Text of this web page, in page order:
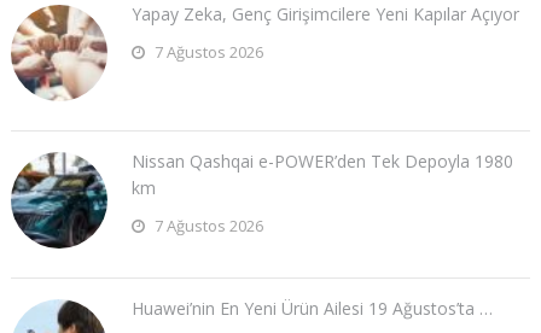
Yapay Zeka, Genç Girişimcilere Yeni Kapılar Açıyor
7 Ağustos 2026
Nissan Qashqai e-POWER’den Tek Depoyla 1980
km
7 Ağustos 2026
Huawei’nin En Yeni Ürün Ailesi 19 Ağustos’ta …